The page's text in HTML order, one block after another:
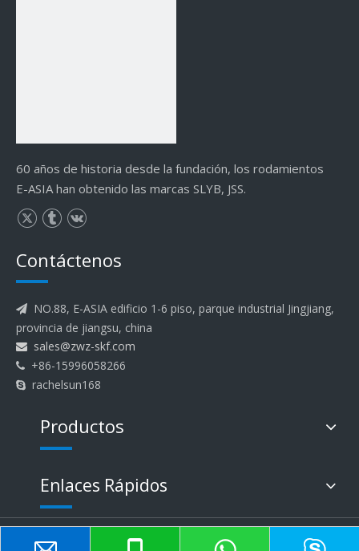
60 años de historia desde la fundación, los rodamientos
E-ASIA han obtenido las marcas SLYB, JSS.
Contáctenos

NO.88, E-ASIA edificio 1-6 piso, parque industrial Jingjiang,
provincia de jiangsu, china
 sales@zwz-skf.com
 +86-15996058266
 rachelsun168
Productos
Enlaces Rápidos
Derechos de autor ©
E-ASIA Bearing Co.,Ltd.